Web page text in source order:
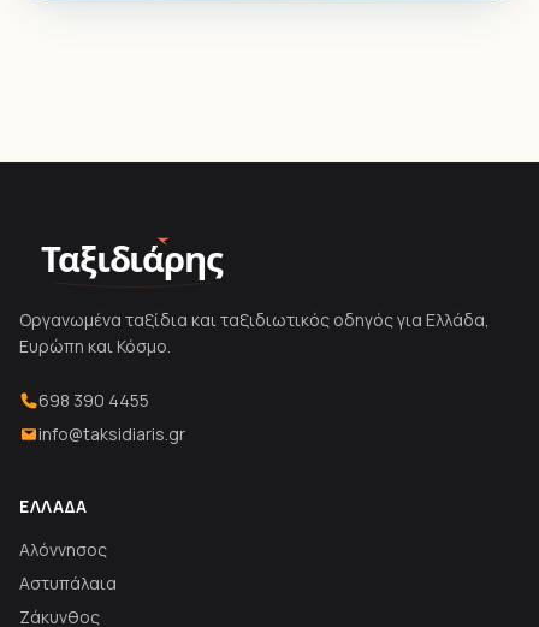
Ταξιδιάρης
Οργανωμένα ταξίδια και ταξιδιωτικός οδηγός για Ελλάδα,
Ευρώπη και Κόσμο.
698 390 4455
info@taksidiaris.gr
ΕΛΛΆΔΑ
Αλόννησος
Αστυπάλαια
Ζάκυνθος